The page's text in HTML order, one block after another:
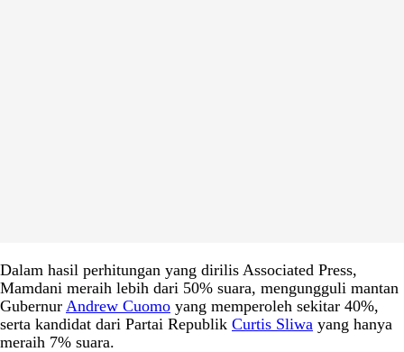
Dalam hasil perhitungan yang dirilis Associated Press,
Mamdani meraih lebih dari 50% suara, mengungguli mantan
Gubernur Andrew Cuomo yang memperoleh sekitar 40%,
serta kandidat dari Partai Republik Curtis Sliwa yang hanya
meraih 7% suara.